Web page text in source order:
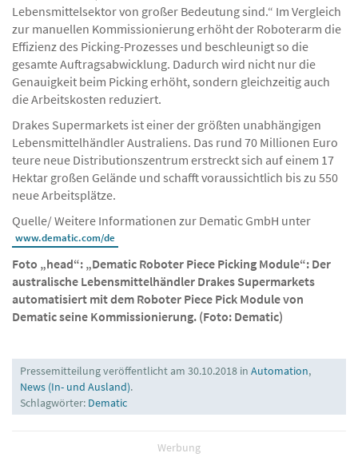
Lebensmittelsektor von großer Bedeutung sind.“ Im Vergleich
zur manuellen Kommissionierung erhöht der Roboterarm die
Effizienz des Picking-Prozesses und beschleunigt so die
gesamte Auftragsabwicklung. Dadurch wird nicht nur die
Genauigkeit beim Picking erhöht, sondern gleichzeitig auch
die Arbeitskosten reduziert.
Drakes Supermarkets ist einer der größten unabhängigen
Lebensmittelhändler Australiens. Das rund 70 Millionen Euro
teure neue Distributionszentrum erstreckt sich auf einem 17
Hektar großen Gelände und schafft voraussichtlich bis zu 550
neue Arbeitsplätze.
Quelle/ Weitere Informationen zur Dematic GmbH unter
www.dematic.com/de
Foto „head“: „Dematic Roboter Piece Picking Module“: Der
australische Lebensmittelhändler Drakes Supermarkets
automatisiert mit dem Roboter Piece Pick Module von
Dematic seine Kommissionierung. (Foto: Dematic)
Pressemitteilung veröffentlicht am 30.10.2018 in Automation,
News (In- und Ausland).
Schlagwörter: Dematic
Werbung